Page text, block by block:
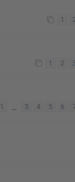
1
1 2
1 … 3 4 5 6